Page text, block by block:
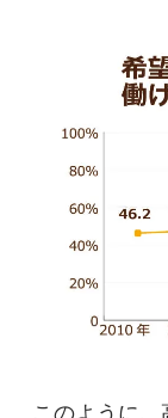
このように